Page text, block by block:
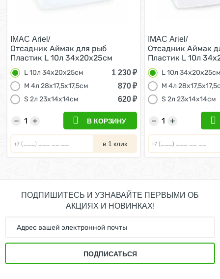
IMAC Ariel/
Отсадник Аймак для рыб
Пластик L 10л 34х20х25см
L 10л 34х20х25см 1 230₽
M 4л 28х17,5х17,5см
870₽
S 2л 23х14х14см
620₽
+
− В КОРЗИНУ
в 1 клик
IMAC Ariel/
Отсадник Аймак
Пластик L 10л
L 10л
M 4л
S 2л 23х14х14см
+
−
ПОДПИШИТЕСЬ И УЗНАВАЙТЕ ПЕРВЫМИ ОБ
АКЦИЯХ И НОВИНКАХ!
ПОДПИСАТЬСЯ